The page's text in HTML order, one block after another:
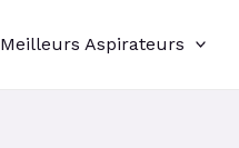
Meilleurs Aspirateurs